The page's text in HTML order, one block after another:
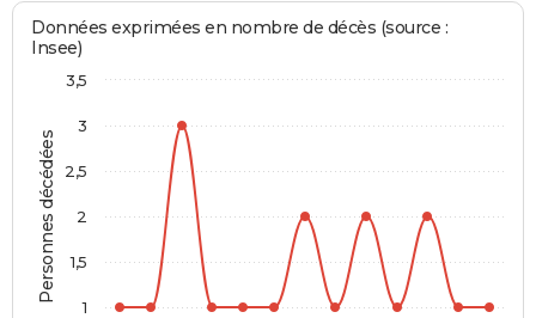
Personnes décédées
Données exprimées en nombre de décès (source :
Insee)
1
1,5
2
2,5
3
3,5